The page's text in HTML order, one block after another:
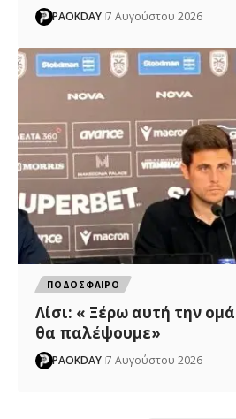
PAOKDAY 7 Αυγούστου 2026
ΠΟΔΟΣΦΑΙΡΟ
Λίσι: « Ξέρω αυτή την
θα παλέψουμε»
PAOKDAY 7 Αυγούστου 2026